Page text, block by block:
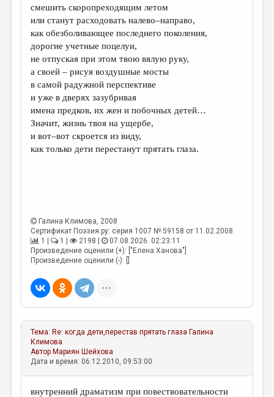
ПЕРЕВОДЫ
КОНКУРСЫ
ДЕТСКАЯ КОМНАТА
КНИЖНАЯ ПОЛКА
ОБЗОР ЛИТЕРАТУРЫ
СТРАНИЦЫ ПАМЯТИ
ОБЪЯВЛЕНИЯ
МАЛАЯ ПРОЗА
ЭССЕИСТИКА
КУЛЬТУРОВЕДЕНИЕ
ПУБЛИЦИСТИКА
РЕЦЕНЗИРОВАНИЕ
ЦИКЛЫ ПУБЛИКАЦИЙ
смешить скоропреходящим летом
или станут расходовать налево–направо,
как обезболивающее последнего поколения,
дорогие учетные поцелуи,
не отпуская при этом твою вялую руку,
а своей – рисуя воздушные мосты
в самой радужной перспективе
и уже в дверях зазубривая
имена предков, их жен и побочных детей…
Значит, жизнь твоя на ущербе,
и вот–вот скроется из виду,
как только дети перестанут прятать глаза.
Галина Климова, 2008
Сертификат Поэзия.ру: серия 1007 № 59158 от 11.02.2008
1 |
1 | 2198 |
07.08.2026. 02:23:11
Произведение оценили (+): ["Елена Ханова"]
Произведение оценили (-): []
Тема: Re: когда дети,перестав прятать глаза Галина
Климова
Автор Мариян Шейхова
Дата и время: 06.12.2010, 09:53:00
внутренний драматизм при повествовательности